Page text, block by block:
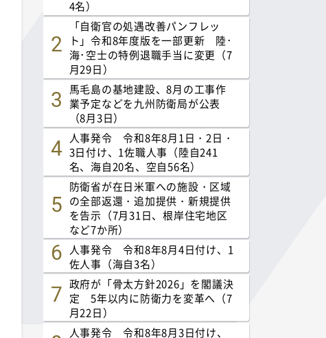
4名）
「自衛官の処遇改善パンフレッ
ト」令和8年度版を一部更新 陸･
海･空士の特例退職手当に変更（7
月29日）
馬毛島の基地建設、8月の工事作
業予定などを九州防衛局が公表
（8月3日）
人事発令 令和8年8月1日・2日・
3日付け、1佐職人事（陸自241
名、海自20名、空自56名）
防衛省が在日米軍への施設・区域
の全部返還・追加提供・新規提供
を告示（7月31日、根岸住宅地区
など7か所）
人事発令 令和8年8月4日付け、1
佐人事（海自3名）
政府が「骨太方針2026」を閣議決
定 5年以内に防衛力を変革へ（7
月22日）
人事発令 令和8年8月3日付け、